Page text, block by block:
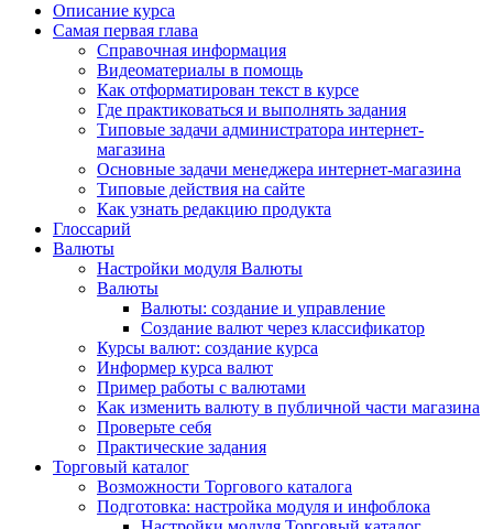
Описание курса
Самая первая глава
Справочная информация
Видеоматериалы в помощь
Как отформатирован текст в курсе
Где практиковаться и выполнять задания
Типовые задачи администратора интернет-
магазина
Основные задачи менеджера интернет-магазина
Типовые действия на сайте
Как узнать редакцию продукта
Глоссарий
Валюты
Настройки модуля Валюты
Валюты
Валюты: создание и управление
Создание валют через классификатор
Курсы валют: создание курса
Информер курса валют
Пример работы с валютами
Как изменить валюту в публичной части магазина
Проверьте себя
Практические задания
Торговый каталог
Возможности Торгового каталога
Подготовка: настройка модуля и инфоблока